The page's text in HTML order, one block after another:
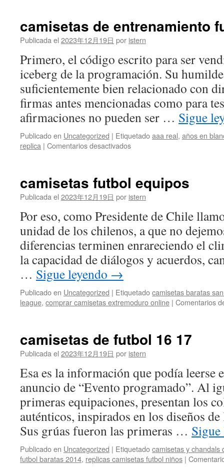
camisetas de entrenamiento
Publicada el 2023年12月19日 por istern
Primero, el código escrito para ser
iceberg de la programación. Su
suficientemente bien relacionado con
firmas antes mencionadas como para
afirmaciones no pueden ser … Sigue
Publicado en Uncategorized | Etiquetadoaaa real, años en
replica | Comentarios desactivadosen
futbol
camisetas futbol equipos
Publicada el 2023年12月19日 por istern
Por eso, como Presidente de Chile
unidad de los chilenos, a que no
diferencias terminen enrareciendo el
la capacidad de diálogos y acuerdos,
… Sigue leyendo →
Publicado en Uncategorized | Etiquetadocamisetas baratas
league, comprar camisetas extremoduro online | Comentarios
camisetas de futbol 16 17
Publicada el 2023年12月19日 por istern
Esa es la información que podía leerse
anuncio de “Evento programado”. Al
primeras equipaciones, presentan los
auténticos, inspirados en los diseños
Sus grúas fueron las primeras …
Publicado en Uncategorized | Etiquetadocamisetas y chandals
futbol baratas 2014, replicas camisetas futbol niños |